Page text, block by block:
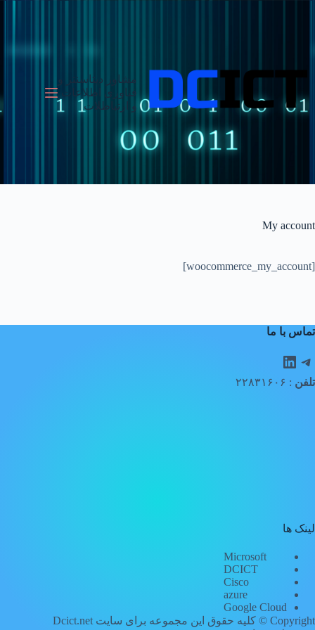
مشاور دیتاسنتر و
فناوری اطلاعات
و ارتباطلات
My account
[woocommerce_my_account]
تماس با ما
تلگراملینکداین
تلفن : ۲۲۸۳۱۶۰۶
لینک ها
Microsoft
DCICT
Cisco
azure
Google Cloud
Copyright © کلیه حقوق این مجموعه برای سایت
Dcict.net